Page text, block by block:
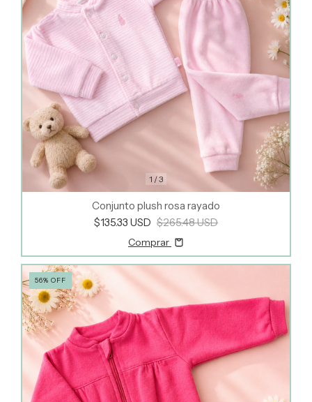
1 /3
Conjunto plush rosa rayado
$135.33 USD $265.48 USD
Comprar
56% OFF